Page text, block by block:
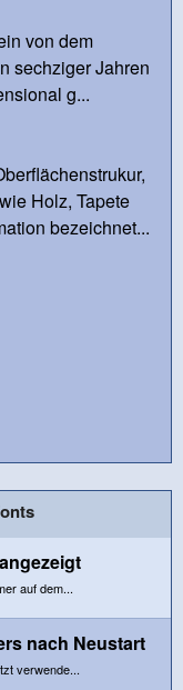
von dem
sechziger Jahren
g...
Holz, Tapete
bezeichnet...
auf dem...
nach Neustart
verwende...